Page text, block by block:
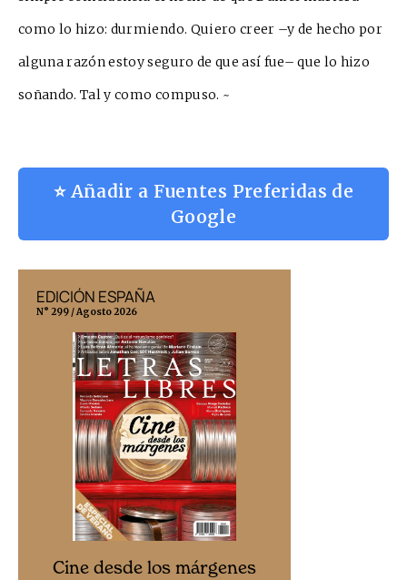
como lo hizo: durmiendo. Quiero creer –y dehecho por
alguna razón estoy seguro de que así fue– que lo hizo
soñando. Tal y como compuso. ~
⭐ Añadir a Fuentes Preferidas de
Google
EDICIÓN ESPAÑA
N° 299 / Agosto 2026
Cine desde los márgenes